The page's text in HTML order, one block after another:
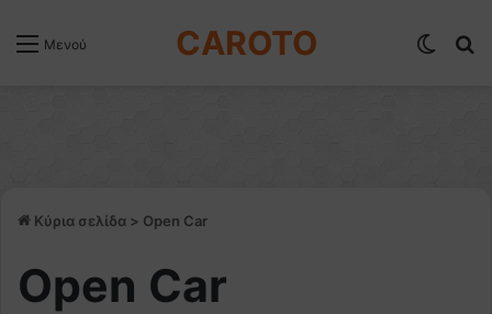
Μενού CAROTO
Κύρια σελίδα > Open Car
Open Car